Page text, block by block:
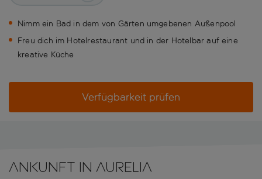
Nimm ein Bad in dem von Gärten umgebenen Außenpool
Freu dich im Hotelrestaurant und in der Hotelbar auf eine
kreative Küche
Verfügbarkeit prüfen
Ankunft in Aurelia